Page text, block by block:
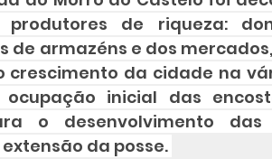
produtores de riqueza:
de armazéns e dos
crescimento da cidade na
ocupação inicial das
o desenvolvimento
da posse.